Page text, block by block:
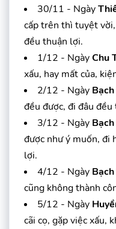
30/11 - Ngày
cấp trên thì tuyệt
đều thuận lợi.
1/12 - NgàyChu
xấu, hay mất của,
2/12 - Ngày
đều được, đi đâu đều
3/12 - Ngày
được như ý muốn, đi
lợi.
4/12 - Ngày
cũng không thành
5/12 - Ngày
cãi cọ, gặp việc xấu,